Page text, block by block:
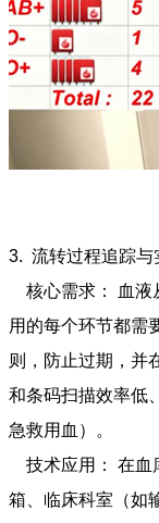
3. 流转过程追踪与
核心需求： 血液
用的每个环节都需
则，防止过期，并
和条码扫描效率低
急救用血）。
技术应用： 在血
箱、临床科室（如